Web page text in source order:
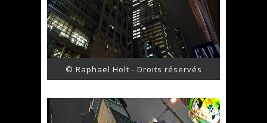
© Raphaël Holt - Droits réservés